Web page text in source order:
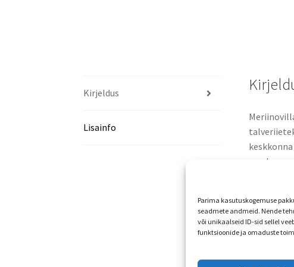
Parima kasutuskogemuse
seadmete andmeid. Nende
või unikaalseid ID-sid sellel
funktsioonide ja omaduste
Kirjeldus
Lisainfo
vooder
lõua all